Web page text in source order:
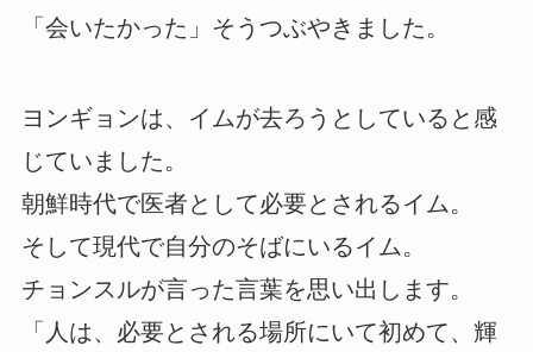
「会いたかった」そうつぶやきました。
ヨンギョンは、イムが去ろうとしていると感
じていました。
朝鮮時代で医者として必要とされるイム。
そして現代で自分のそばにいるイム。
チョンスルが言った言葉を思い出します。
「人は、必要とされる場所にいて初めて、輝